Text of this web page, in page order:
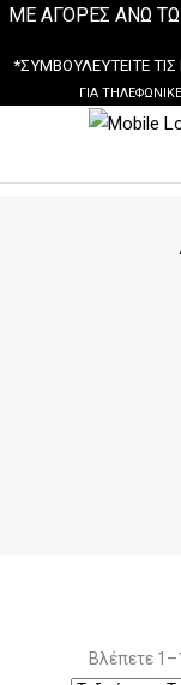
ΜΕ ΑΓΟΡΕΣ ΑΝΩ
*ΣΥΜΒΟΥΛΕΥΤΕΙΤΕ
ΓΙΑ
Βλέπετε